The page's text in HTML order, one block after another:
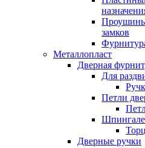
Проушины
замков
Металлопласт
Дверная
Для
Петли
Дверные ручки